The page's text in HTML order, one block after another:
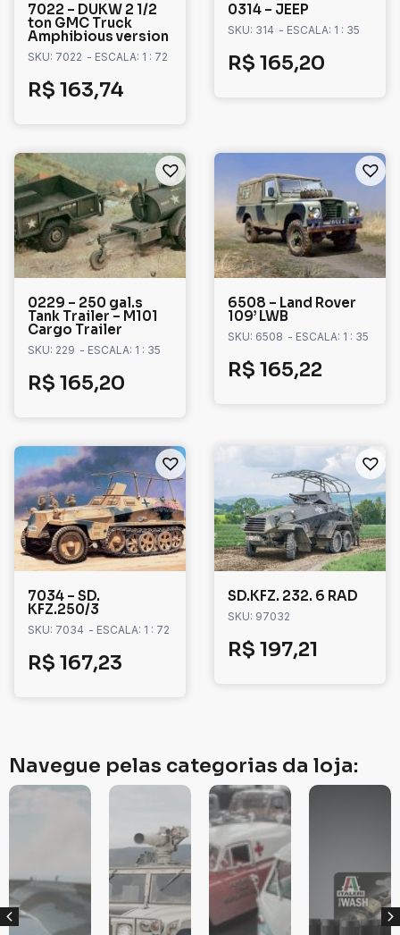
7022 – DUKW 2 1/2
ton GMC Truck
Amphibious version
SKU: 7022 - ESCALA: 1 : 72
R$ 163,74
0314 – JEEP
SKU: 314 - ESCALA: 1 : 35
R$ 165,20
0229 – 250 gal.s
Tank Trailer – M101
Cargo Trailer
SKU: 229 - ESCALA: 1 : 35
R$ 165,20
6508 – Land Rover
109’ LWB
SKU: 6508 - ESCALA: 1 : 35
R$ 165,22
7034 – SD.
KFZ.250/3
SKU: 7034 - ESCALA: 1 : 72
R$ 167,23
SD.KFZ. 232. 6 RAD
SKU: 97032
R$ 197,21
Navegue pelas categorias da loja: